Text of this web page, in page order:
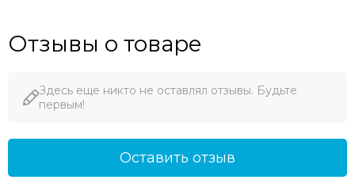
Отзывы о товаре
Здесь еще никто не оставлял отзывы. Будьте
первым!
Оставить отзыв